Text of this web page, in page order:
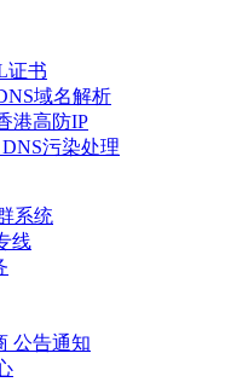
证书
域名解析
港高防IP
DNS污染处理
系统
线
公告通知